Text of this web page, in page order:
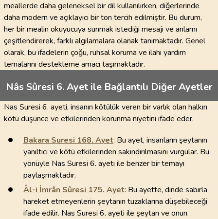
meallerde daha geleneksel bir dil kullanılırken, diğerlerinde
daha modern ve açıklayıcı bir ton tercih edilmiştir. Bu durum,
her bir mealin okuyucuya sunmak istediği mesajı ve anlamı
çeşitlendirerek, farklı algılamalara olanak tanımaktadır. Genel
olarak, bu ifadelerin çoğu, ruhsal koruma ve ilahi yardım
temalarını destekleme amacı taşımaktadır.
Nâs Sûresi 6. Ayet ile Bağlantılı Diğer Ayetler
Nas Suresi 6. ayeti, insanın kötülük veren bir varlık olan halkın
kötü düşünce ve etkilerinden korunma niyetini ifade eder.
Bakara Suresi 168. Ayet: Bu ayet, insanların şeytanın
yanıltıcı ve kötü etkilerinden sakındırılmasını vurgular. Bu
yönüyle Nas Suresi 6. ayeti ile benzer bir temayı
paylaşmaktadır.
Âl-i İmrân Sûresi 175. Ayet: Bu ayette, dinde sabırla
hareket etmeyenlerin şeytanın tuzaklarına düşebileceği
ifade edilir. Nas Suresi 6. ayeti ile şeytan ve onun